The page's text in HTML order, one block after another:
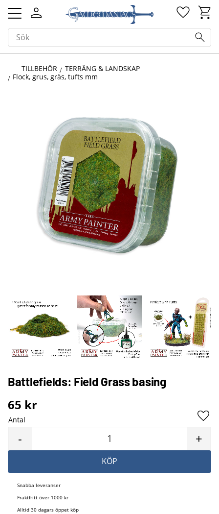
Meny
TILLBEHÖR
TERRÄNG & LANDSKAP
Flock, grus, gräs, tufts mm
Battlefields: Field Grass basing
65 kr
Antal
+
-
KÖP
Snabba leveranser
Fraktfritt över 1000 kr
Alltid 30 dagars öppet köp